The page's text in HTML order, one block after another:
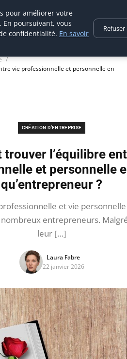
vie professionnelle et personnelle en
CRÉATION D’ENTREPRISE
trouver l’équilibre
et personnelle
qu’entrepreneur ?
et vie
entrepreneurs.
leur […]
Laura Fabre
22 janvier 2026
pour améliorer votre
poursuivant, vous
confidentialité. En savoir
Refuser